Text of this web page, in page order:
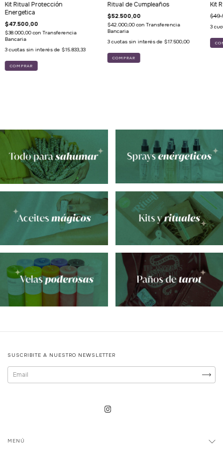
Kit Ritual Protección
Energetica
$47.500,00
$38.000,00con Transferencia
Bancaria
3 cuotas sin interés de $15.833,33
Ritual de Cumpleaños
$52.500,00
$42.000,00con Transferencia
Bancaria
3 cuotas sin interés de $17.500,00
Kit
3
SUSCRIBITE A NUESTRO NEWSLETTER
MENÚ